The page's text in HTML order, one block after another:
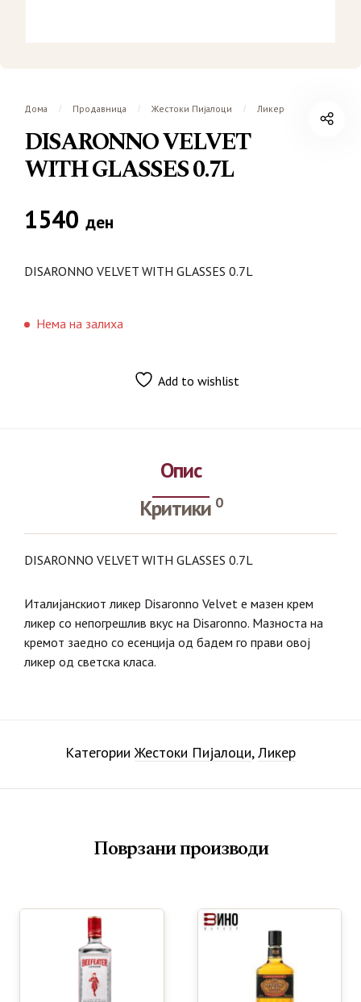
Дома / Продавница / Жестоки Пијалоци / Ликер
DISARONNO VELVET
WITH GLASSES 0.7L
1540 ден
DISARONNO VELVET WITH GLASSES 0.7L
Нема на залиха
Add to wishlist
Опис
Критики 0
DISARONNO VELVET WITH GLASSES 0.7L
Италијанскиот ликер Disaronno Velvet е мазен крем
ликер со непогрешлив вкус на Disaronno. Мазноста на
кремот заедно со есенција од бадем го прави овој
ликер од светска класа.
КатегорииЖестоки Пијалоци,Ликер
Поврзани производи